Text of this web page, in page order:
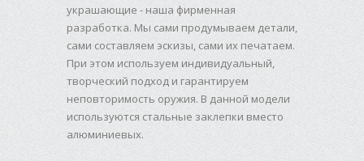
украшающие - наша фирменная
разработка. Мы сами продумываем детали,
сами составляем эскизы, сами их печатаем.
При этом используем индивидуальный,
творческий подход и гарантируем
неповторимость оружия. В данной модели
используются стальные заклепки вместо
алюминиевых.